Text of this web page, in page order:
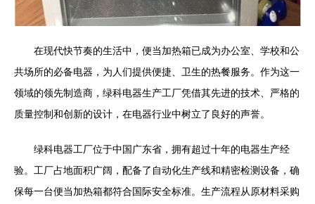
在现代快节奏的生活中，便当加热箱已成为办公室、学校和公
共场所的必备电器，为人们提供便捷、卫生的热餐服务。作为这一
领域的领先制造商，绿科电器生产工厂凭借其先进的技术、严格的
质量控制和创新的设计，在电器行业中树立了良好的声誉。
绿科电器工厂位于中国广东省，拥有超过十年的电器生产经
验。工厂占地面积广阔，配备了自动化生产线和精密检测设备，确
保每一台便当加热箱都符合国际安全标准。生产流程从原材料采购